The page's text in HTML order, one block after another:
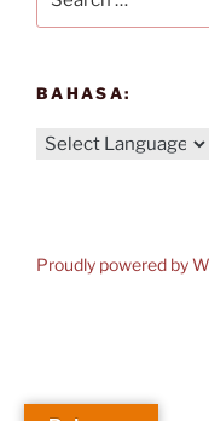
BAHASA:
Proudly powered by